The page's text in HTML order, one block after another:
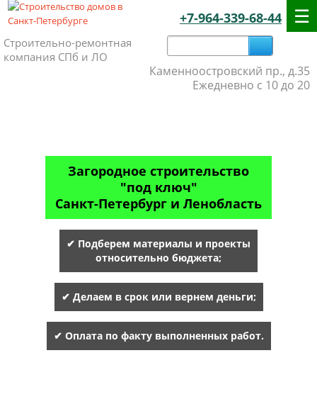
+7-964-339-68-44
Строительно-ремонтная
компания СПб и ЛО
Каменноостровский пр., д.35
Ежедневно с 10 до 20
Загородное строительство
"под ключ"
Санкт-Петербург и Ленобласть
✔ Подберем материалы и проекты
относительно бюджета;
✔ Делаем в срок или вернем деньги;
✔ Оплата по факту выполненных работ.